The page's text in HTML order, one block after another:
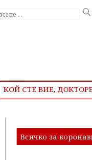
КОЙ СТЕ ВИЕ,
Всичко за